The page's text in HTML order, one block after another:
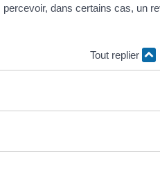
dans certains cas, un
Tout replier